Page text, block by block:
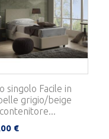
singolo Facile in
grigio/beige
€